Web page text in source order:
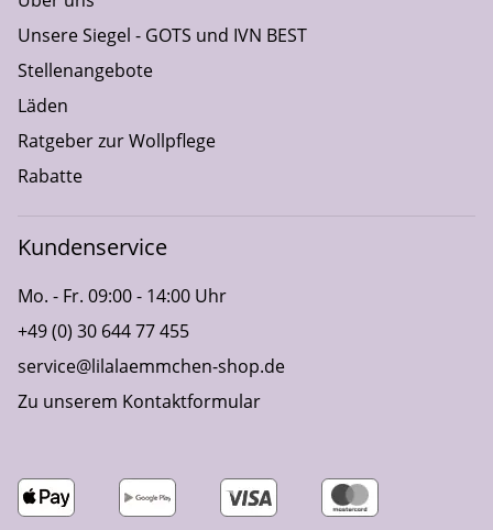
Unsere Siegel - GOTS und IVN BEST
Stellenangebote
Läden
Ratgeber zur Wollpflege
Rabatte
Kundenservice
Mo. - Fr. 09:00 - 14:00 Uhr
+49 (0) 30 644 77 455
service@lilalaemmchen-shop.de
Zu unserem Kontaktformular